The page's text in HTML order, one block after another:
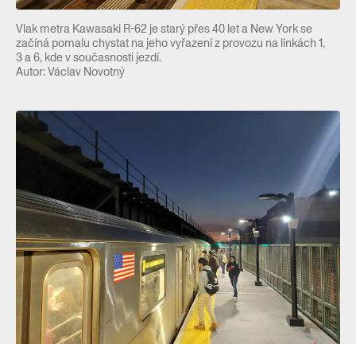
Vlak metra Kawasaki R-62 je starý přes 40 let a New York se
začíná pomalu chystat na jeho vyřazení z provozu na linkách 1,
3 a 6, kde v současnosti jezdí.
Autor: Václav Novotný